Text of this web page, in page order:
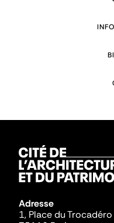
Adresse
1, Place du